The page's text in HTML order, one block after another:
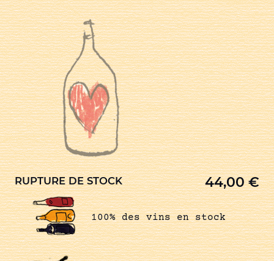
RUPTURE DE STOCK 44,00€
100% des vins en stock